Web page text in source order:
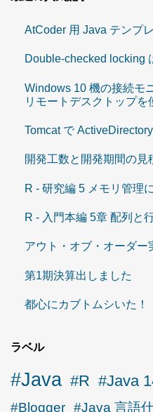
AtCoder 用 Java テンプ
Double-checked locking
Windows 10 機の接続モ
リモートデスクトップ
Tomcat で
開発工数と開発期間の見
R - 研究編 5 メモリ管理
R - 入門本編 5章 配列と
アウト・オブ・オーダー
第1期決算出しました
都心にカブトムシいた！
ラベル
#Java #R #Java
#Blogger #Java 言語